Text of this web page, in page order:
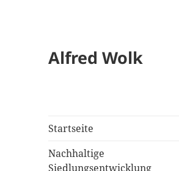
Alfred Wolk
Startseite
Nachhaltige
Siedlungsentwicklung